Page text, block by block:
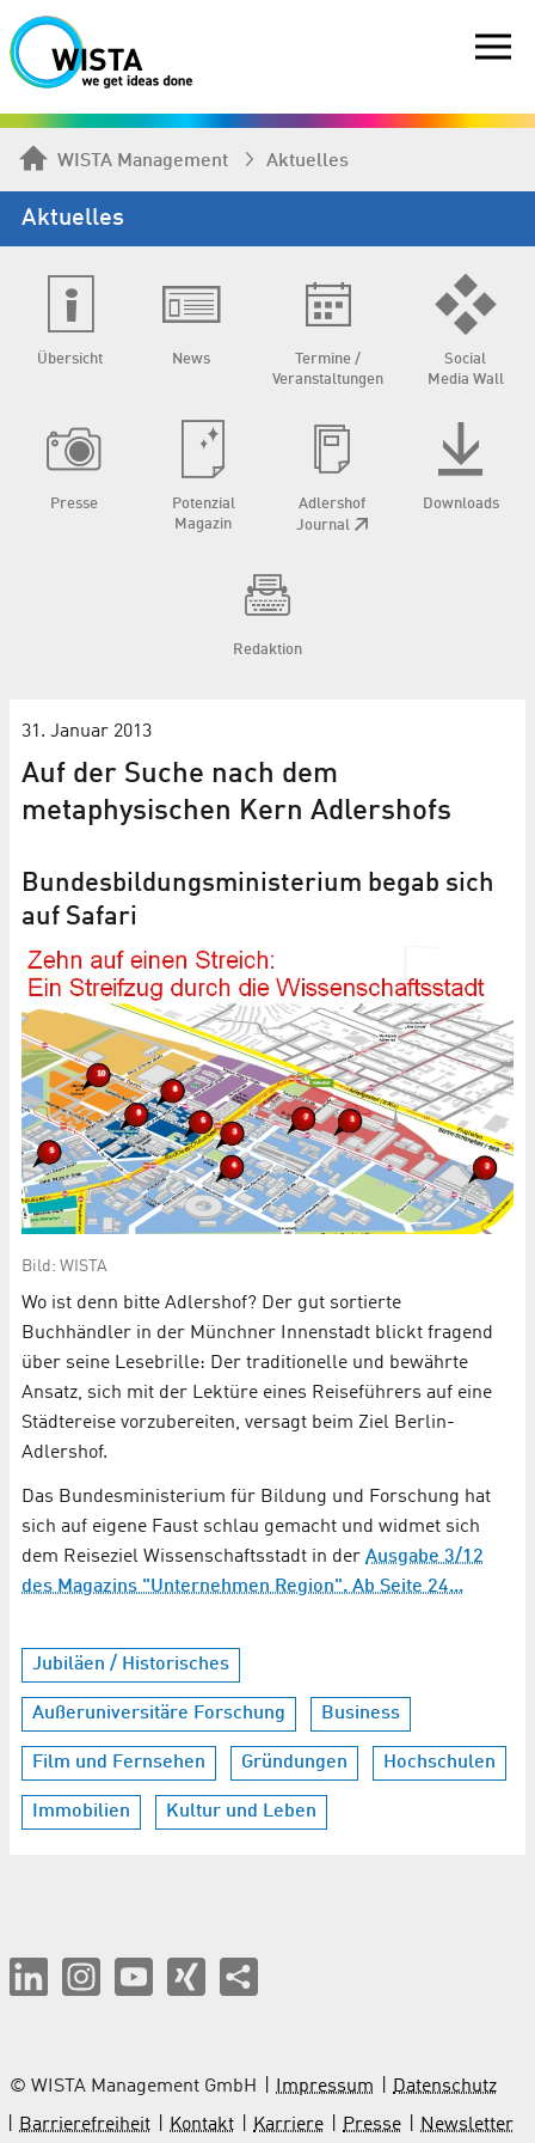
WISTA Management Aktuelles
Aktuelles
Übersicht News
Termine /
Veranstaltungen
Social
Media Wall
Presse
Potenzial
Magazin
Adlershof
Journal
Downloads
Redaktion
31. Januar 2013
Auf der Suche nach dem
metaphysischen Kern Adlershofs
Bundesbildungsministerium begab sich
auf Safari
Bild: WISTA
Wo ist denn bitte Adlershof? Der gut sortierte
Buchhändler in der Münchner Innenstadt blickt fragend
über seine Lesebrille: Der traditionelle und bewährte
Ansatz, sich mit der Lektüre eines Reiseführers auf eine
Städtereise vorzubereiten, versagt beim Ziel Berlin-
Adlershof.
Das Bundesministerium für Bildung und Forschung hat
sich auf eigene Faust schlau gemacht und widmet sich
dem Reiseziel Wissenschaftsstadt in der Ausgabe 3/12
des Magazins "Unternehmen Region". Ab Seite 24...
Jubiläen / Historisches
Außeruniversitäre Forschung Business
Film und Fernsehen Gründungen Hochschulen
Immobilien Kultur und Leben
© WISTA Management GmbH Impressum
Datenschutz
Barrierefreiheit
Kontakt Karriere Presse Newsletter